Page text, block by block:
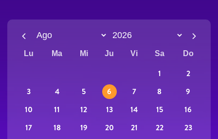
Lu Ma Mi Ju Vi Sa Do
1
2
3
4 5 6 7 8
9
10
11 12 13 14 15
16
17
18 19 20 21 22
23